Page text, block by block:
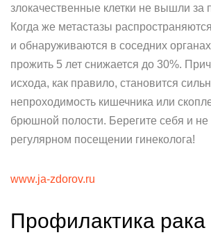
злокачественные клетки не вышли за
Когда же метастазы
и обнаруживаются в соседних
прожить 5 лет снижается до 30%.
исхода, как правило, становится
непроходимость кишечника или
брюшной полости. Берегите себя и
регулярном посещении гинеколога!
www.ja-zdorov.ru
Профилактика рака